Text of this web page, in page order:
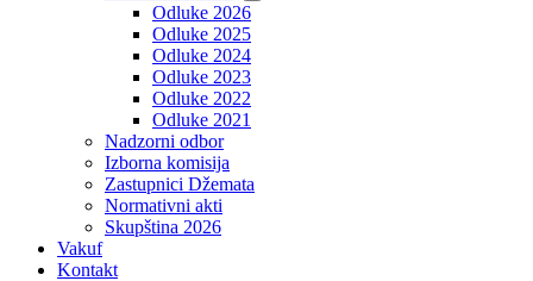
Odluke 2026
Odluke 2025
Odluke 2024
Odluke 2023
Odluke 2022
Odluke 2021
Nadzorni odbor
Izborna komisija
Zastupnici Džemata
Normativni akti
Skupština 2026
Vakuf
Kontakt